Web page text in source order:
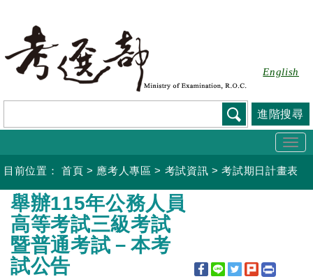
要
容
English
進階搜尋
目前位置： 首頁 > 應考人專區 > 考試資訊 >考試期日計畫表
:::
舉辦115年公務人員
高等考試三級考試
暨普通考試－本考
試公告